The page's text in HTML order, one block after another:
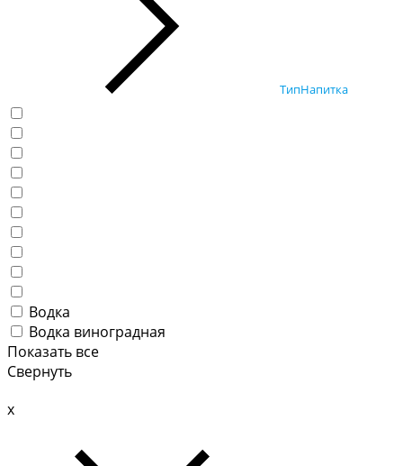
ТипНапитка
Водка
Водка виноградная
Показать все
Свернуть
x